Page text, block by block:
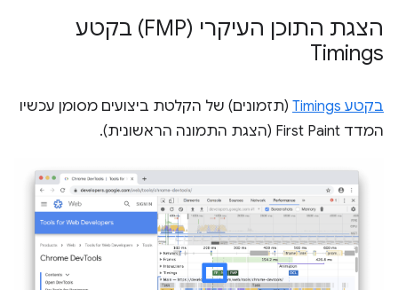
הצגת התוכן העיקרי (FMP) בקטע
Timings
בקטע Timings
(תזמונים) של הקלטת ביצועים מסומן עכשיו
המדד First Paint (הצגת התמונה הראשונית).